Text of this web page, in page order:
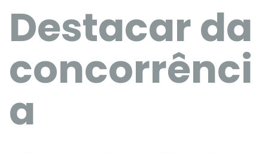
Destacar da
concorrênci
a